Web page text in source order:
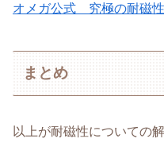
オメガ公式 究極の耐磁
まとめ
以上が耐磁性についての